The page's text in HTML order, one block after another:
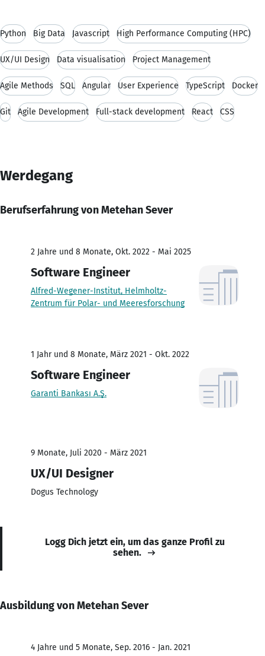
Python Big Data Javascript High Performance Computing (HPC)
UX/UI Design Data visualisation Project Management
Agile Methods SQL Angular User Experience TypeScript Docker
Git Agile Development Full-stack development React CSS
Werdegang
Berufserfahrung von Metehan Sever
2 Jahre und 8 Monate, Okt. 2022 - Mai 2025
Software Engineer
Alfred-Wegener-Institut, Helmholtz-
Zentrum für Polar- und Meeresforschung
1 Jahr und 8 Monate, März 2021 - Okt. 2022
Software Engineer
Garanti Bankası A.Ş.
9 Monate, Juli 2020 - März 2021
UX/UI Designer
Dogus Technology
Logg Dich jetzt ein, um das ganze Profil zu
sehen.
Ausbildung von Metehan Sever
4 Jahre und 5 Monate, Sep. 2016 - Jan. 2021